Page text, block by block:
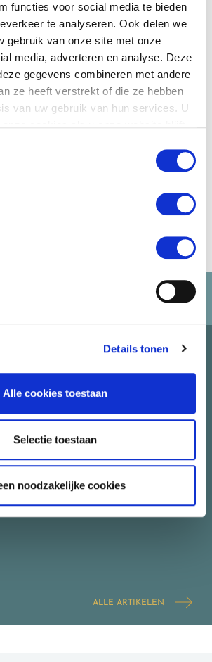
functies voor social media te bieden
te analyseren. Ook delen we
gebruik van onze site met onze
media, adverteren en analyse. Deze
gegevens combineren met andere
ze heeft verstrekt of die ze hebben
van uw gebruik van hun services. U
Details tonen
Alle cookies toestaan
Selectie toestaan
noodzakelijke cookies
29 juni 2026
ARTIKELEN
ALLE ARTIKELEN